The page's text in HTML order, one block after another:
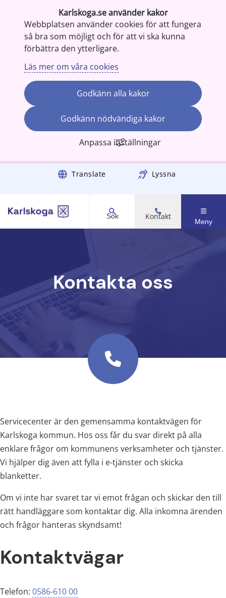
Karlskoga.se använder kakor
Webbplatsen använder cookies för att fungera
så bra som möjligt och för att vi ska kunna
förbättra den ytterligare.
Läs mer om våra cookies
Godkänn alla kakor
Godkänn nödvändiga kakor
Anpassa inställningar
Gå till innehåll Translate Lyssna
Sök Kontakt
Meny
Kontakta oss
Servicecenter är den gemensamma kontaktvägen för
Karlskoga kommun. Hos oss får du svar direkt på alla
enklare frågor om kommunens verksamheter och tjänster.
Vi hjälper dig även att fylla i e-tjänster och skicka
blanketter.
Om vi inte har svaret tar vi emot frågan och skickar den till
rätt handläggare som kontaktar dig. Alla inkomna ärenden
och frågor hanteras skyndsamt!
Kontaktvägar
Telefon: 0586-610 00